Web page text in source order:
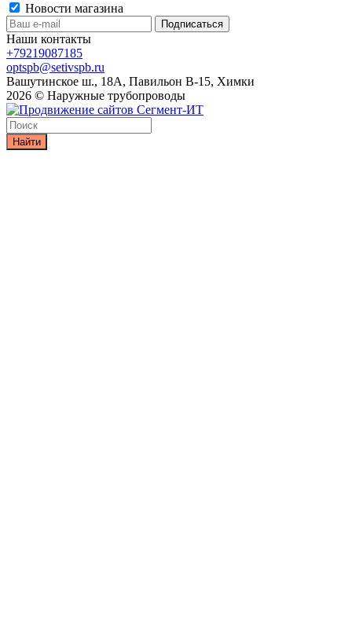
Новости магазина
Наши контакты
+79219087185
optspb@setivspb.ru
Вашутинское ш., 18А, Павильон В-15, Химки
2026 © Наружные трубопроводы
Найти